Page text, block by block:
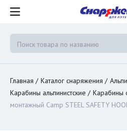
Главная Каталог снаряжения
Карабины альпинистские
Карабины
монтажный Camp STEEL SAFETY